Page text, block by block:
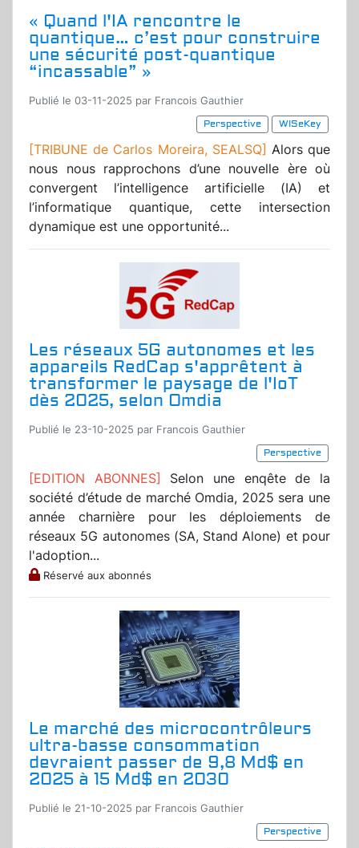
« Quand l'IA rencontre le
quantique… c’est pour construire
une sécurité post-quantique
“incassable” »
Publié le 03-11-2025 par Francois Gauthier
Perspective
WISeKey
[TRIBUNE de Carlos Moreira, SEALSQ] Alors que
nous nous rapprochons d’une nouvelle ère où
convergent l’intelligence artificielle (IA) et
l’informatique quantique, cette intersection
dynamique est une opportunité...
Les réseaux 5G autonomes et les
appareils RedCap s'apprêtent à
transformer le paysage de l'IoT
dès 2025, selon Omdia
Publié le 23-10-2025 par Francois Gauthier
Perspective
[EDITION ABONNES] Selon une enqête de la
société d’étude de marché Omdia, 2025 sera une
année charnière pour les déploiements de
réseaux 5G autonomes (SA, Stand Alone) et pour
l'adoption...
Réservé aux abonnés
Le marché des microcontrôleurs
ultra-basse consommation
devraient passer de 9,8 Md$ en
2025 à 15 Md$ en 2030
Publié le 21-10-2025 par Francois Gauthier
Perspective